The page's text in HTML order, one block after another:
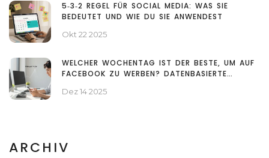
5‑3‑2 REGEL FÜR SOCIAL MEDIA: WAS SIE
BEDEUTET UND WIE DU SIE ANWENDEST
Okt 22 2025
WELCHER WOCHENTAG IST DER BESTE, UM AUF
FACEBOOK ZU WERBEN? DATENBASIERTE
Dez 14 2025
ARCHIV